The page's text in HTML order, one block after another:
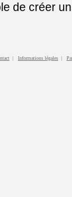
de créer
| Informations légales |